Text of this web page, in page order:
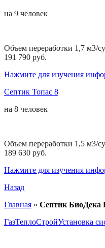
на 9 человек
Объем переработки 1,7 м3/
191 790 руб.
Нажмите для изучения
Септик Топас 8
на 8 человек
Объем переработки 1,5 м3/
189 630 руб.
Нажмите для изучения
Назад
Главная » Септик БиоДека
ГазТеплоСтройУстановка